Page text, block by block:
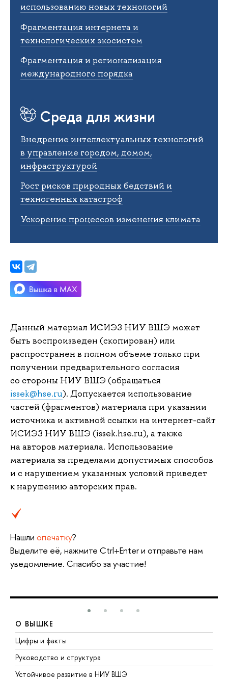
использованию новых технологий
Фрагментация интернета и
технологических экосистем
Фрагментация и регионализация
международного порядка
Среда для жизни
Внедрение интеллектуальных технологий
в управление городом, домом,
инфраструктурой
Рост рисков природных бедствий и
техногенных катастроф
Ускорение процессов изменения климата
Данный материал ИСИЭЗ НИУ ВШЭ может
быть воспроизведен (скопирован) или
распространен в полном объеме только при
получении предварительного согласия
со стороны НИУ ВШЭ (обращаться
issek@hse.ru). Допускается использование
частей (фрагментов) материала при указании
источника и активной ссылки на интернет-сайт
ИСИЭЗ НИУ ВШЭ (issek.hse.ru), а также
на авторов материала. Использование
материала за пределами допустимых способов
и с нарушением указанных условий приведет
к нарушению авторских прав.
Нашли опечатку?
Выделите её, нажмите Ctrl+Enter и отправьте нам
уведомление. Спасибо за участие!
О ВЫШКЕ
Цифры и факты
Руководство и структура
Устойчивое развитие в НИУ ВШЭ